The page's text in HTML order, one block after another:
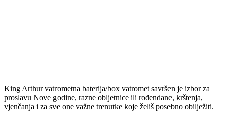
King Arthur vatrometna baterija/box vatromet savršen je izbor za
proslavu Nove godine, razne obljetnice ili rođendane, krštenja,
vjenčanja i za sve one važne trenutke koje želiš posebno obilježiti.